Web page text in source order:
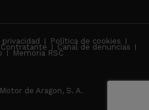
Política de cookies
Canal de denuncias
Memoria RSC
de Aragon, S. A.